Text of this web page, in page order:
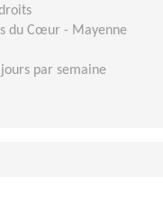
du Cœur - Mayenne
par semaine